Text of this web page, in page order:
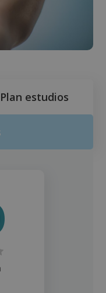
Plan estudios